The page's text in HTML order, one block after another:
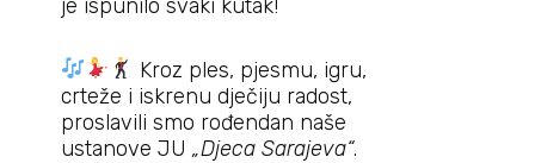
je ispunilo svaki kutak!
Kroz ples, pjesmu, igru,
crteže i iskrenu dječiju radost,
proslavili smo rođendan naše
ustanove JU „Djeca Sarajeva“.